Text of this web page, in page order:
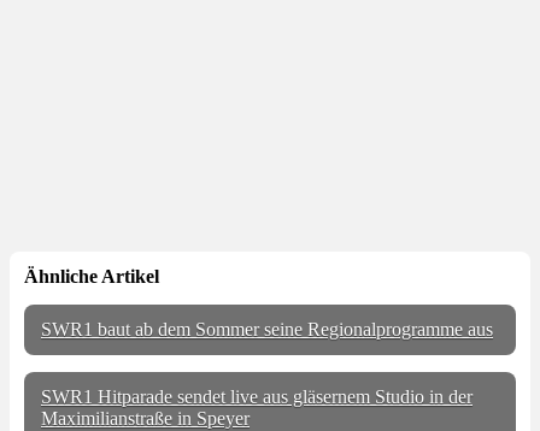
Ähnliche Artikel
SWR1 baut ab dem Sommer seine Regionalprogramme aus
SWR1 Hitparade sendet live aus gläsernem Studio in der
Maximilianstraße in Speyer